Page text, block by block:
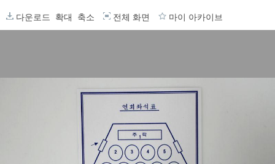
다운로드 확대 축소 전체 화면 마이 아카이브